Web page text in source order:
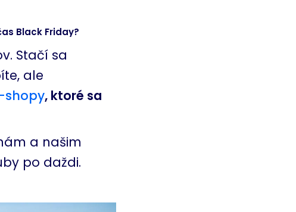
Black Friday?
Stačí sa
ale
shopy, ktoré sa
a našim
po daždi.